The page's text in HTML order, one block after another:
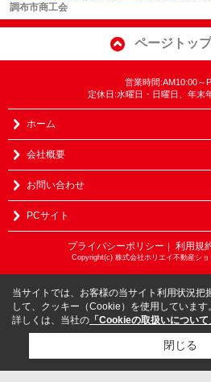
調布市商工会
ページトッ
営業時間:AM10:00～
定休日:水曜日・日曜日、年末
ホーム
会社概要
お問い合わせ
PCサイト
プライバシーポリシー ｜ 利用規
Copyright(c) 株式会社ホリエイ不動産シ
当サイトでは、お客様の当サイト利用状況把
して、クッキー（Cookie）を使用しています。
詳しくは、当社の 「Cookieの取扱いについて
閉じる